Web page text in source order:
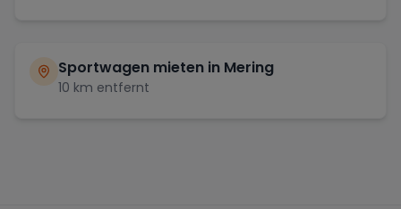
Sportwagen mieten in Mering
10 km entfernt